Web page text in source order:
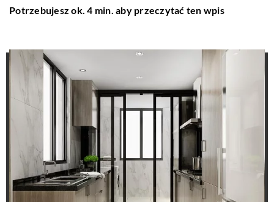
Potrzebujesz ok. 4 min. aby przeczytać ten wpis